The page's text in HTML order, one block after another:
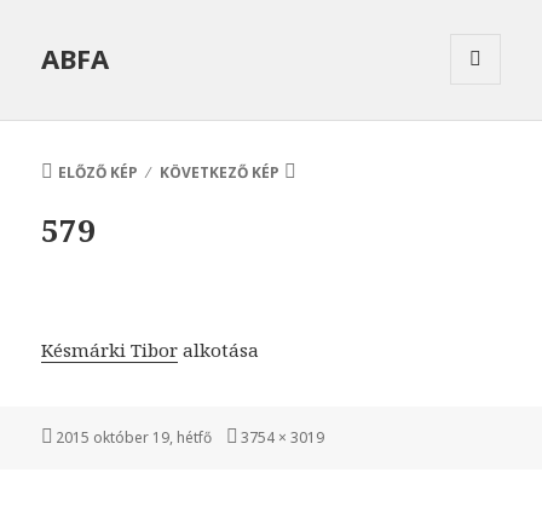
ABFA
ELŐZŐ KÉP
KÖVETKEZŐ KÉP
579
Késmárki Tibor alkotása
Közzétéve
2015 október 19, hétfő
Teljes
3754 × 3019